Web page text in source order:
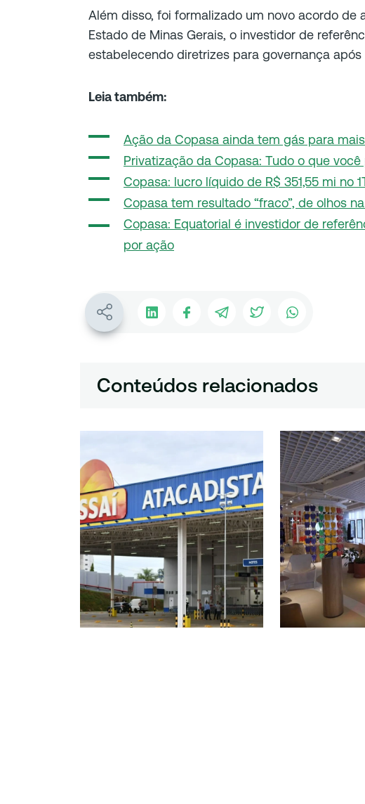
Além disso, foi formalizado um novo acordo de
Estado de Minas Gerais, o investidor de
estabelecendo diretrizes para governança
Leia também:
Ação da Copasa ainda tem gás para
Privatização da Copasa: Tudo o que
Copasa: lucro líquido de R$ 351,55 mi no
Copasa tem resultado “fraco”, de olhos
Copasa: Equatorial é investidor de
por ação
Conteúdos relacionados